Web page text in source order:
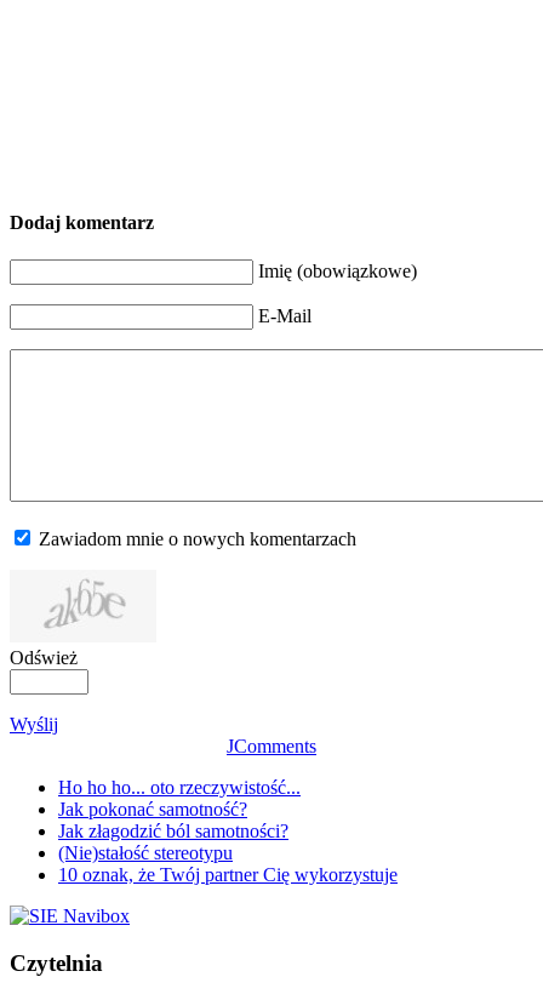
Dodaj komentarz
Imię (obowiązkowe)
E-Mail
Zawiadom mnie o nowych komentarzach
Odśwież
Wyślij
JComments
Ho ho ho... oto rzeczywistość...
Jak pokonać samotność?
Jak złagodzić ból samotności?
(Nie)stałość stereotypu
10 oznak, że Twój partner Cię wykorzystuje
Czytelnia